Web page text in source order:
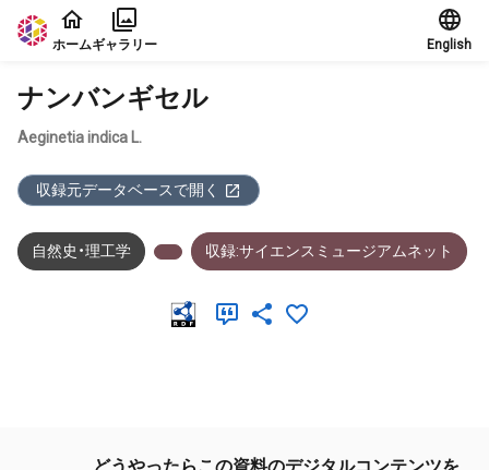
本文に飛ぶ
ホームギャラリー English
ナンバンギセル
Aeginetia indica L.
収録元データベースで開く
自然史・理工学 収録:サイエンスミュージアムネット